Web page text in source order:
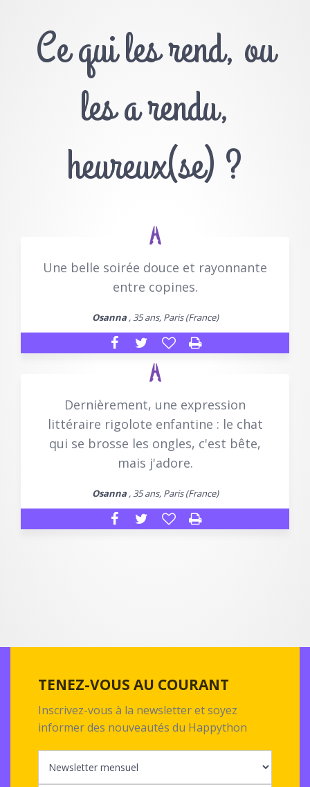
Ce qui les rend, ou
les a rendu,
heureux(se) ?
Une belle soirée douce et rayonnante
entre copines.
Osanna , 35 ans, Paris (France)
Dernièrement, une expression
littéraire rigolote enfantine : le chat
qui se brosse les ongles, c'est bête,
mais j'adore.
Osanna, 35 ans, Paris (France)
TENEZ-VOUS AU COURANT
Inscrivez-vous à la newsletter et soyez
informer des nouveautés du Happython